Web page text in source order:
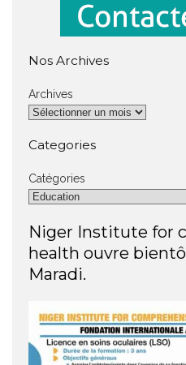
Nos Archives
Archives
Categories
Catégories
Niger Institute for
health ouvre
Maradi.